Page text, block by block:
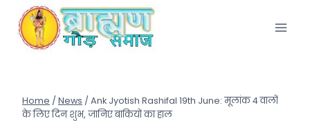
content
Home / News / Ank Jyotish Rashifal 19th June: मूलांक 4 वालों
के लिए दिन शुभ, जानिए बाकियों का हाल